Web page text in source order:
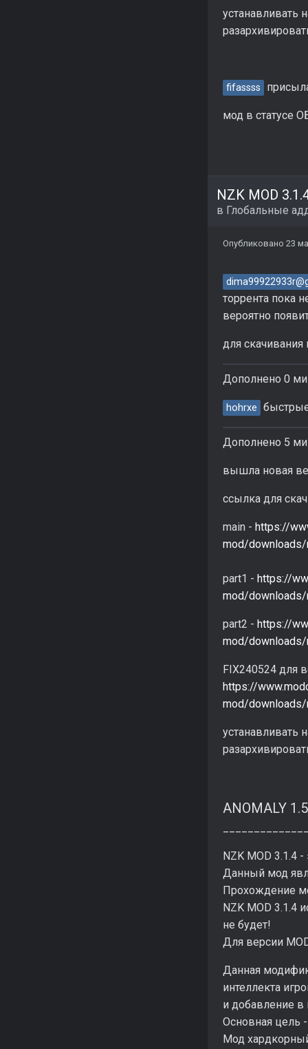
устанавливать
fifassss
мод в статусе
в Глобальные
Опубликовано 23
торрента пока
вероятно
для скачивания
Дополнено 0
hohrxe
Дополнено 5
вышла новая
ссылка для
main - https://
mod/
part1 - https://
mod/
part2 - https://
mod/
FIX240524 для
https://
mod/
устанавливать
ANOMALY
NZK MOD 3.1.4
Данный мод
Прохождение
NZK MOD 3.1.4
не будет!
Для версии
Данная
интеллекта
и добавление
Основная цель -
Мод